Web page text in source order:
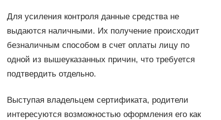
Для усиления контроля данные средства не
выдаются наличными. Их получение происходит
безналичным способом в счет оплаты лицу по
одной из вышеуказанных причин, что требуется
подтвердить отдельно.
Выступая владельцем сертификата, родители
интересуются возможностью оформления его как